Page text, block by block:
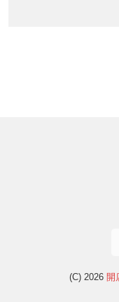
(C) 2026 開